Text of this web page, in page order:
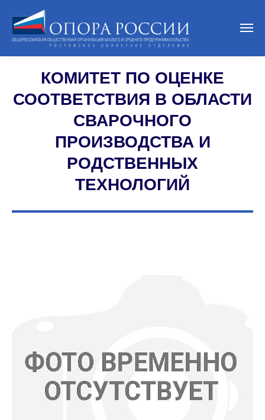
КОМИТЕТ ПО ОЦЕНКЕ
СООТВЕТСТВИЯ В ОБЛАСТИ
СВАРОЧНОГО
ПРОИЗВОДСТВА И
РОДСТВЕННЫХ
ТЕХНОЛОГИЙ